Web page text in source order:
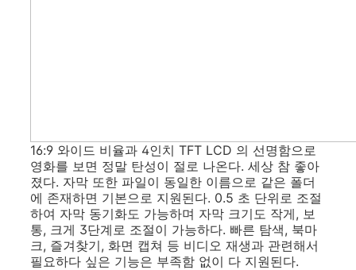
16:9 와이드 비율과 4인치 TFT LCD 의 선명함으로
영화를 보면 정말 탄성이 절로 나온다. 세상 참 좋아
졌다. 자막 또한 파일이 동일한 이름으로 같은 폴더
에 존재하면 기본으로 지원된다. 0.5 초 단위로 조절
하여 자막 동기화도 가능하며 자막 크기도 작게, 보
통, 크게 3단계로 조절이 가능하다. 빠른 탐색, 북마
크, 즐겨찾기, 화면 캡쳐 등 비디오 재생과 관련해서
필요하다 싶은 기능은 부족함 없이 다 지원된다.